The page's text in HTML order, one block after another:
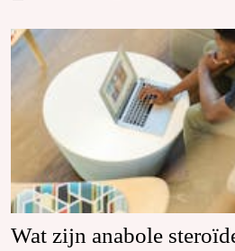
Wat zijn anabole